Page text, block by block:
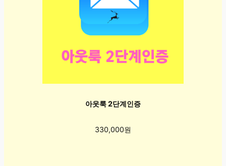
아웃룩 2단계인증
330,000원